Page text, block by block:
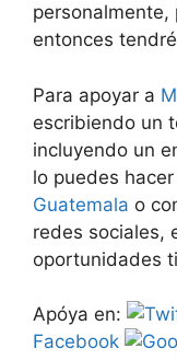
personalmente,
entonces
Para apoyar a
escribiendo un
incluyendo un
lo puedes
Guatemala o
redes sociales,
oportunidades
Apóya en:
Facebook